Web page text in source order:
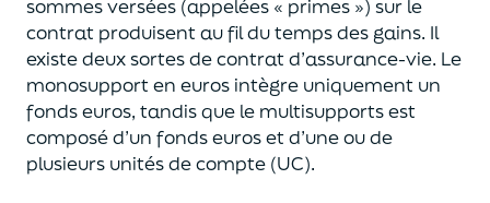
sommes versées (appelées « primes ») sur le
contrat produisent au fil du temps des gains. Il
existe deux sortesde contrat d’assurance-vie. Le
monosupport en euros intègre uniquement un
fonds euros, tandis que le multisupports est
composé d’un fonds euros et d’une ou de
plusieurs unités de compte (UC).